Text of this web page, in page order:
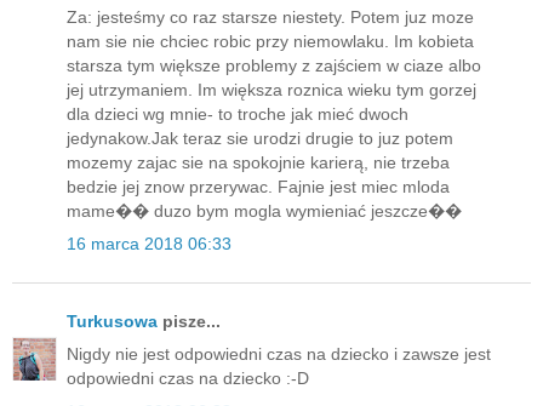
Za: jesteśmy co raz starsze niestety. Potem juz moze
nam sie nie chciec robic przy niemowlaku. Im kobieta
starsza tym większe problemy z zajściem w ciaze albo
jej utrzymaniem. Im większa roznica wieku tym gorzej
dla dzieci wg mnie- to troche jak mieć dwoch
jedynakow.Jak teraz sie urodzi drugie to juz potem
mozemy zajac sie na spokojnie karierą, nie trzeba
bedzie jej znow przerywac. Fajnie jest miec mloda
mame�� duzo bym mogla wymieniać jeszcze��
16 marca 2018 06:33
Turkusowa pisze...
Nigdy nie jest odpowiedni czas na dziecko i zawsze jest
odpowiedni czas na dziecko :-D